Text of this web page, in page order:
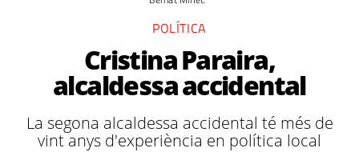
POLÍTICA
Cristina Paraira,
alcaldessa accidental
La segona alcaldessa accidental té més de
vint anys d'experiència en política local